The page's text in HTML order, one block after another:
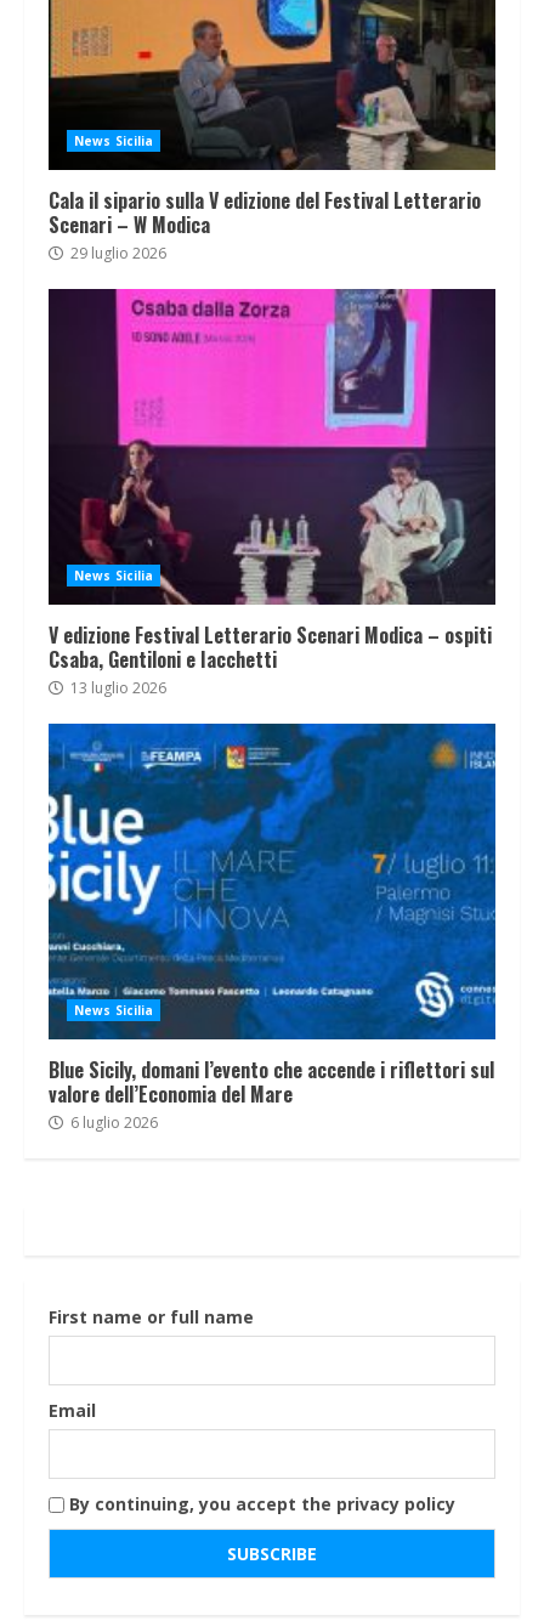
News Sicilia
Cala il sipario sulla V edizione del Festival Letterario
Scenari – W Modica
29 luglio 2026
News Sicilia
V edizione Festival Letterario Scenari Modica – ospiti
Csaba, Gentiloni e Iacchetti
13 luglio 2026
News Sicilia
Blue Sicily, domani l’evento che accende i riflettori sul
valore dell’Economia del Mare
6 luglio 2026
First name or full name
Email
By continuing, you accept the privacy policy